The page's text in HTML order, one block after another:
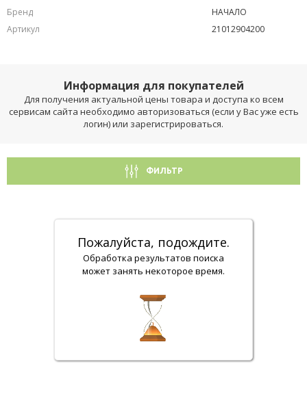
Бренд
НАЧАЛО
Артикул
21012904200
Информация для покупателей
Для получения актуальной цены товара и доступа ко всем
сервисам сайта необходимо авторизоваться (если у Вас уже есть
логин) или зарегистрироваться.
ФИЛЬТР
Пожалуйста, подождите.
Обработка результатов поиска
может занять некоторое время.